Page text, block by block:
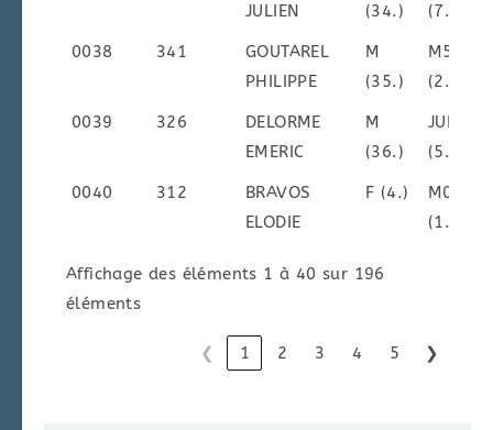
JULIEN
(34.)
(7.)
0038 341
GOUTAREL
PHILIPPE
M
(35.)
M5M
(2.)
0039 326
DELORME
EMERIC
M
(36.)
JUM
(5.)
0040 312
BRAVOS
ELODIE
F (4.)
M0F
(1.)
Affichage des éléments 1 à 40 sur 196
éléments
❮ 1 2 3 4 5 ❯